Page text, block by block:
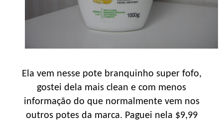
Ela vem nesse pote branquinho super fofo,
gostei dela mais clean e com menos
informação do que normalmente vem nos
outros potes da marca. Paguei nela $9,99